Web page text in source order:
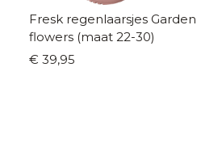
Fresk regenlaarsjes Garden
flowers (maat 22-30)
€ 39,95